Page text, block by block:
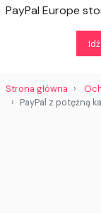
PayPal Europe
Strona główna
PayPal z potężną